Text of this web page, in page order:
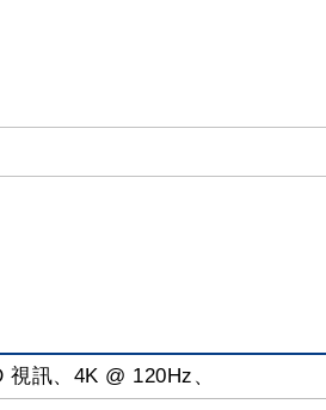
訊、4K @ 120Hz、